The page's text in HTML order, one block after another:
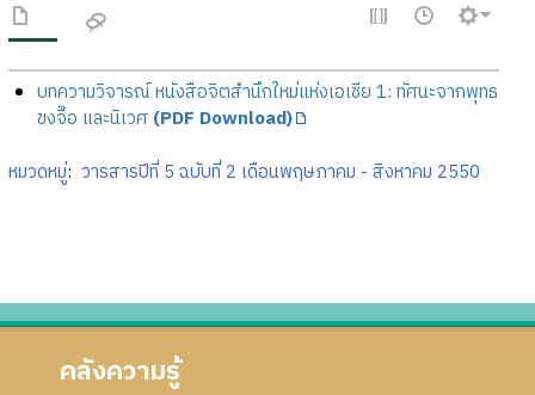
บทความวิจารณ์ หนังสือจิตสำนึกใหม่แห่งเอเชีย 1: ทัศนะจากพุทธ
ขงจื๊อ และนิเวศ (PDF Download)
หมวดหมู่: วารสารปีที่ 5 ฉบับที่ 2 เดือนพฤษภาคม - สิงหาคม 2550
คลังความรู้